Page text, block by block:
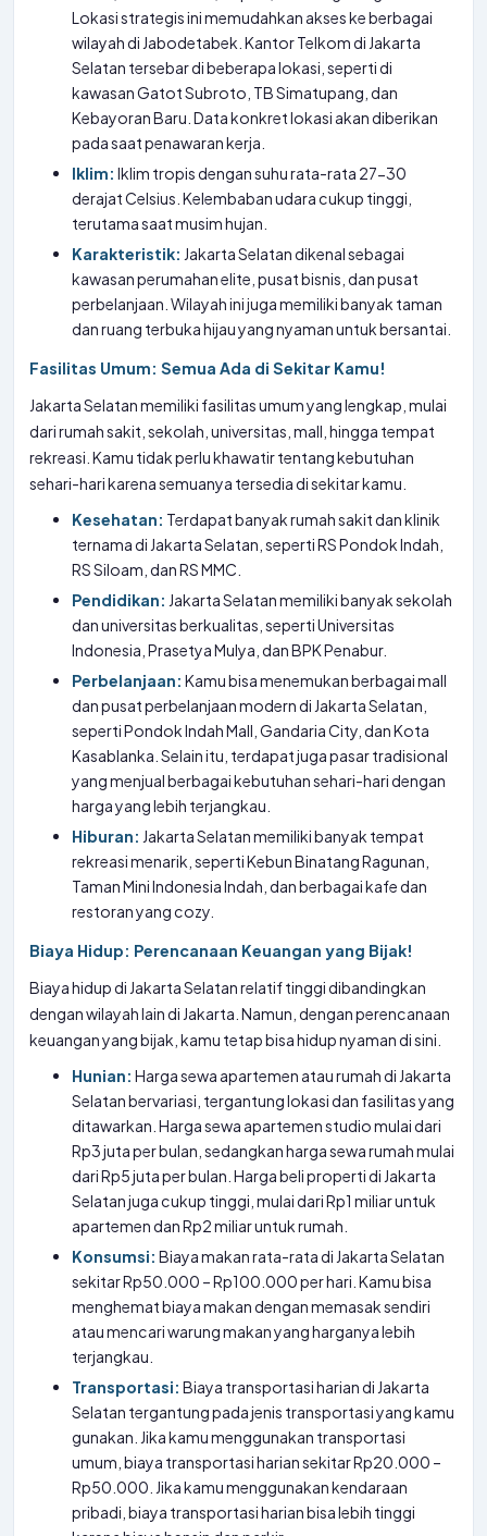
Lokasi strategis ini memudahkan akses ke berbagai
wilayah di Jabodetabek. Kantor Telkom di Jakarta
Selatan tersebar di beberapa lokasi, seperti di
kawasan Gatot Subroto, TB Simatupang, dan
Kebayoran Baru. Data konkret lokasi akan diberikan
pada saat penawaran kerja.
Iklim: Iklim tropis dengan suhu rata-rata 27-30
derajat Celsius. Kelembaban udara cukup tinggi,
terutama saat musim hujan.
Karakteristik: Jakarta Selatan dikenal sebagai
kawasan perumahan elite, pusat bisnis, dan pusat
perbelanjaan. Wilayah ini juga memiliki banyak taman
dan ruang terbuka hijau yang nyaman untuk bersantai.
Fasilitas Umum: Semua Ada di Sekitar Kamu!
Jakarta Selatan memiliki fasilitas umum yang lengkap, mulai
dari rumah sakit, sekolah, universitas, mall, hingga tempat
rekreasi. Kamu tidak perlu khawatir tentang kebutuhan
sehari-hari karena semuanya tersedia di sekitar kamu.
Kesehatan: Terdapat banyak rumah sakit dan klinik
ternama di Jakarta Selatan, seperti RS Pondok Indah,
RS Siloam, dan RS MMC.
Pendidikan: Jakarta Selatan memiliki banyak sekolah
dan universitas berkualitas, seperti Universitas
Indonesia, Prasetya Mulya, dan BPK Penabur.
Perbelanjaan: Kamu bisa menemukan berbagai mall
dan pusat perbelanjaan modern di Jakarta Selatan,
seperti Pondok Indah Mall, Gandaria City, dan Kota
Kasablanka. Selain itu, terdapat juga pasar tradisional
yang menjual berbagai kebutuhan sehari-hari dengan
harga yang lebih terjangkau.
Hiburan: Jakarta Selatan memiliki banyak tempat
rekreasi menarik, seperti Kebun Binatang Ragunan,
Taman Mini Indonesia Indah, dan berbagai kafe dan
restoran yang cozy.
Biaya Hidup: Perencanaan Keuangan yang Bijak!
Biaya hidup di Jakarta Selatan relatif tinggi dibandingkan
dengan wilayah lain di Jakarta. Namun, dengan perencanaan
keuangan yang bijak, kamu tetap bisa hidup nyaman di sini.
Hunian: Harga sewa apartemen atau rumah di Jakarta
Selatan bervariasi, tergantung lokasi dan fasilitas yang
ditawarkan. Harga sewa apartemen studio mulai dari
Rp3 juta per bulan, sedangkan harga sewa rumah mulai
dari Rp5 juta per bulan. Harga beli properti di Jakarta
Selatan juga cukup tinggi, mulai dari Rp1 miliar untuk
apartemen dan Rp2 miliar untuk rumah.
Konsumsi: Biaya makan rata-rata di Jakarta Selatan
sekitar Rp50.000 – Rp100.000 per hari. Kamu bisa
menghemat biaya makan dengan memasak sendiri
atau mencari warung makan yang harganya lebih
terjangkau.
Transportasi: Biaya transportasi harian di Jakarta
Selatan tergantung pada jenis transportasi yang kamu
gunakan. Jika kamu menggunakan transportasi
umum, biaya transportasi harian sekitar Rp20.000 –
Rp50.000. Jika kamu menggunakan kendaraan
pribadi, biaya transportasi harian bisa lebih tinggi